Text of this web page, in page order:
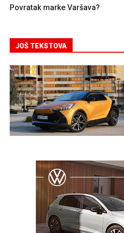
Povratak marke Varšava?
JOŠ TEKSTOVA